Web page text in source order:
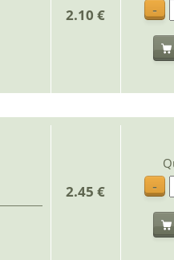
2.10 €
-
2.45 €
-